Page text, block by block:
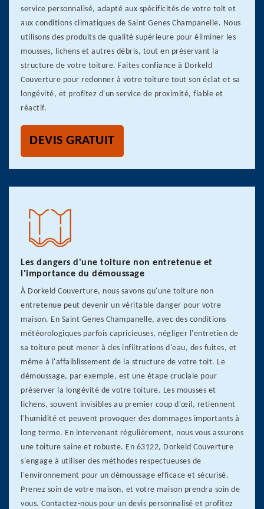
service personnalisé, adapté aux spécificités de votre toit et
aux conditions climatiques de Saint Genes Champanelle. Nous
utilisons des produits de qualité supérieure pour éliminer les
mousses, lichens et autres débris, tout en préservant la
structure de votre toiture. Faites confiance à Dorkeld
Couverture pour redonner à votre toiture tout son éclat et sa
longévité, et profitez d'un service de proximité, fiable et
réactif.
DEVIS GRATUIT
Les dangers d'une toiture non entretenue et
l'importance du démoussage
À Dorkeld Couverture, nous savons qu'une toiture non
entretenue peut devenir un véritable danger pour votre
maison. En Saint Genes Champanelle, avec des conditions
météorologiques parfois capricieuses, négliger l'entretien de
sa toiture peut mener à des infiltrations d'eau, des fuites, et
même à l'affaiblissement de la structure de votre toit. Le
démoussage, par exemple, est une étape cruciale pour
préserver la longévité de votre toiture. Les mousses et
lichens, souvent invisibles au premier coup d'œil, retiennent
l'humidité et peuvent provoquer des dommages importants à
long terme. En intervenant régulièrement, nous vous assurons
une toiture saine et robuste. En 63122, Dorkeld Couverture
s'engage à utiliser des méthodes respectueuses de
l'environnement pour un démoussage efficace et sécurisé.
Prenez soin de votre maison, et votre maison prendra soin de
vous. Contactez-nous pour un devis personnalisé et profitez